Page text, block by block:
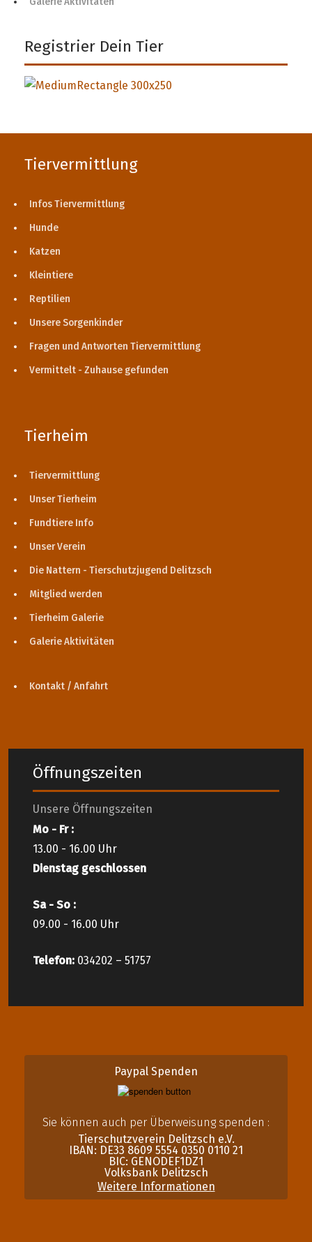
Registrier Dein Tier
Tiervermittlung
Infos Tiervermittlung
Hunde
Katzen
Kleintiere
Reptilien
Unsere Sorgenkinder
Fragen und Antworten Tiervermittlung
Vermittelt - Zuhause gefunden
Tierheim
Tiervermittlung
Unser Tierheim
Fundtiere Info
Unser Verein
Die Nattern - Tierschutzjugend Delitzsch
Mitglied werden
Tierheim Galerie
Galerie Aktivitäten
Kontakt / Anfahrt
Öffnungszeiten
Unsere Öffnungszeiten
Mo - Fr :
13.00 - 16.00 Uhr
Dienstag geschlossen
Sa - So :
09.00 - 16.00 Uhr
Telefon: 034202 – 51757
Paypal Spenden
Sie können auch per Überweisung spenden :
Tierschutzverein Delitzsch e.V.
IBAN: DE33 8609 5554 0350 0110 21
BIC: GENODEF1DZ1
Volksbank Delitzsch
Weitere Informationen